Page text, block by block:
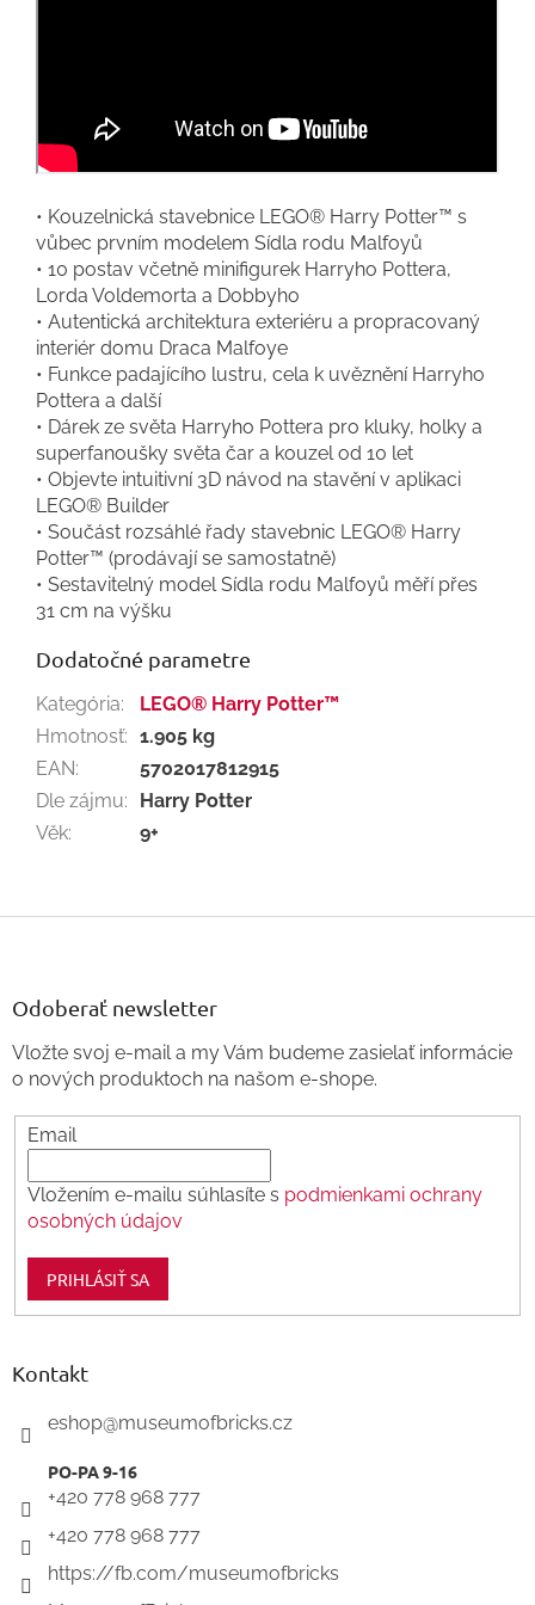
• Kouzelnická stavebnice LEGO® Harry Potter™ s
vůbec prvním modelem Sídla rodu Malfoyů
• 10 postav včetně minifigurek Harryho Pottera,
Lorda Voldemorta a Dobbyho
• Autentická architektura exteriéru a propracovaný
interiér domu Draca Malfoye
• Funkce padajícího lustru, cela k uvěznění Harryho
Pottera a další
• Dárek ze světa Harryho Pottera pro kluky, holky a
superfanoušky světa čar a kouzel od 10 let
• Objevte intuitivní 3D návod na stavění v aplikaci
LEGO® Builder
• Součást rozsáhlé řady stavebnic LEGO® Harry
Potter™ (prodávají se samostatně)
• Sestavitelný model Sídla rodu Malfoyů měří přes
31 cm na výšku
Dodatočné parametre
Kategória:
LEGO® Harry Potter™
Hmotnosť: 1.905 kg
EAN:
5702017812915
Dle zájmu:
Harry Potter
Věk: 9+
Z
Odoberať newsletter
Vložte svoj e-mail a my Vám budeme zasielať informácie
o nových produktoch na našom e-shope.
Email
Vložením e-mailu súhlasíte s podmienkami ochrany
osobných údajov
PRIHLÁSIŤ SA
Kontakt
eshop@museumofbricks.cz
+420 778 968 777
+420 778 968 777
https://fb.com/museumofbricks